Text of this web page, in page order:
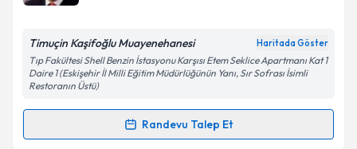
Metni'ni okudum ve kişisel verilerimin belirtilen
kapsamda işlenmesini kabul ediyorum.
Timuçin Kaşifoğlu Muayenehanesi Haritada Göster
Tıp Fakültesi Shell Benzin İstasyonu Karşısı Etem Seklice Apartmanı Kat 1
Daire 1 (Eskişehir İl Milli Eğitim Müdürlüğünün Yanı, Sır Sofrası İsimli
Restoranın Üstü)
Randevu Talep Et
Randevu Takvimi Talebi